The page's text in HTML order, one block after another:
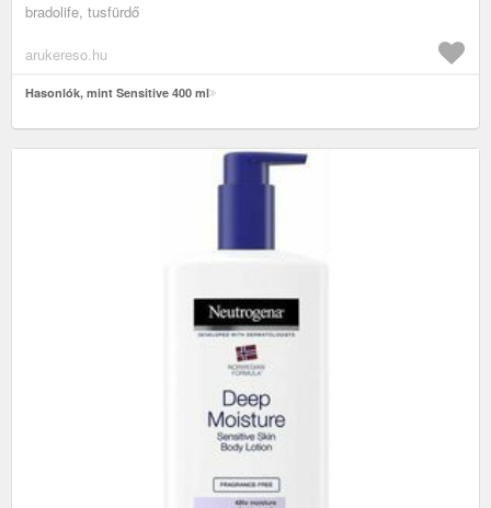
bradolife, tusfürdő
arukereso.hu
Hasonlók, mint Sensitive 400 ml